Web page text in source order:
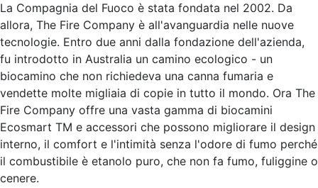
La Compagnia del Fuoco è stata fondata nel 2002. Da
allora, The Fire Company è all'avanguardia nelle nuove
tecnologie. Entro due anni dalla fondazione dell'azienda,
fu introdotto in Australia un camino ecologico - un
biocamino che non richiedeva una canna fumaria e
vendette molte migliaia di copie in tutto il mondo. Ora The
Fire Company offre una vasta gamma di biocamini
Ecosmart TM e accessori che possono migliorare il design
interno, il comfort e l'intimità senza l'odore di fumo perché
il combustibile è etanolo puro, che non fa fumo, fuliggine o
cenere.